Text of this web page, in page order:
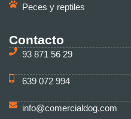
Peces y reptiles
Contacto
93 871 56 29
639 072 994
info@comercialdog.com